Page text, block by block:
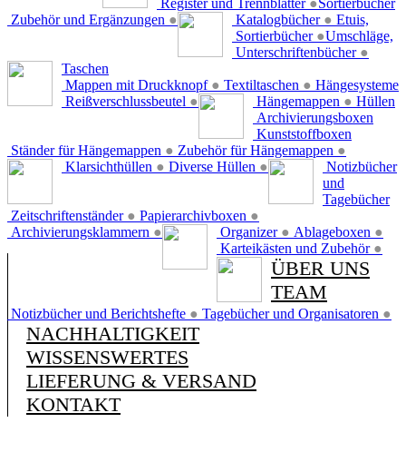
Register und Trennblätter ●
Zubehör und Ergänzungen ●
Sortierbücher
Katalogbücher ●
Sortierbücher ●
Unterschriftenbücher ●
Etuis,
Umschläge,
Taschen
Mappen mit Druckknopf ● Textiltaschen ●
Reißverschlussbeutel ●
Hängesysteme
Hängemappen ●
Ständer für Hängemappen ● Zubehör für Hängemappen ●
Hüllen
Klarsichthüllen ● Diverse Hüllen ●
Archivierungsboxen
Zeitschriftenständer ● Papierarchivboxen ●
Archivierungsklammern ●
Kunststoffboxen
Organizer ● Ablageboxen ●
Karteikästen und Zubehör ●
Notizbücher
und
Tagebücher
Notizbücher und Berichtshefte ● Tagebücher und Organisatoren ●
ÜBER UNS
TEAM
NACHHALTIGKEIT
WISSENSWERTES
LIEFERUNG & VERSAND
KONTAKT